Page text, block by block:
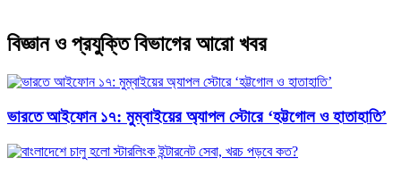
বিজ্ঞান ও প্রযুক্তি বিভাগের আরো খবর
ভারতে আইফোন ১৭: মুম্বাইয়ের অ্যাপল স্টোরে ‘হট্টগোল ও হাতাহাতি’